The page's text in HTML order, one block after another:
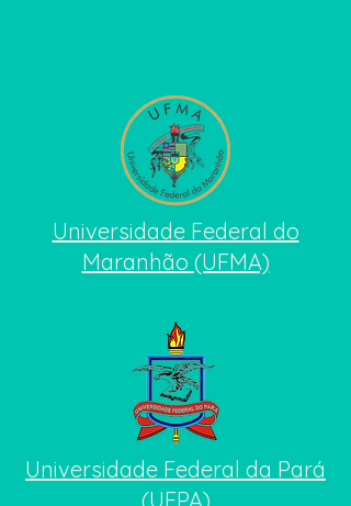
Universidade Federal do
Maranhão (UFMA)
Universidade Federal da Pará
(UFPA)